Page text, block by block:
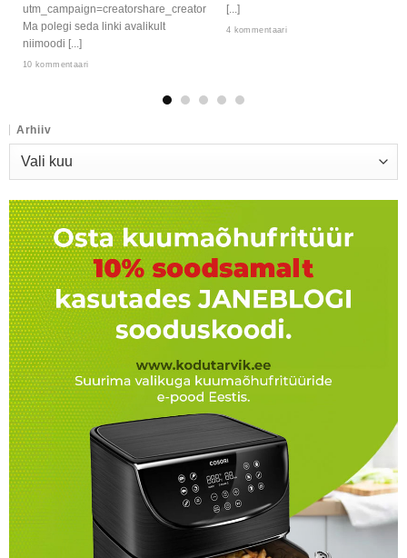
utm_campaign=creatorshare_creator
Ma polegi seda linki avalikult
niimoodi [...]
10 kommentaari
[...]
4 kommentaari
Arhiiv
Arhiiv